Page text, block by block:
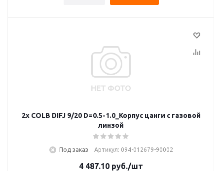
2x COLB DIFJ 9/20 D=0.5-1.0_Корпус цанги с газовой
линзой
Под заказ Артикул: 094-012679-90002
4 487.10 руб./шт